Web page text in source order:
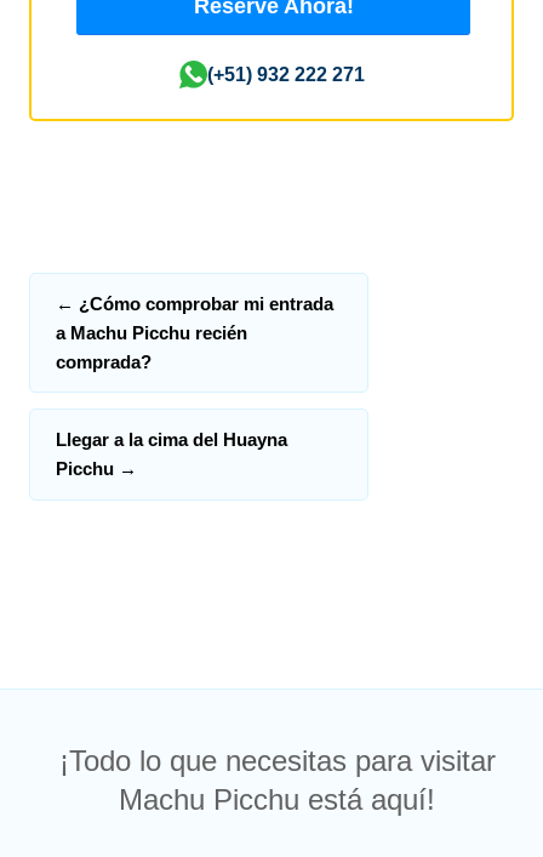
Reserve Ahora!
(+51) 932 222 271
← ¿Cómo comprobar mi entrada
a Machu Picchu recién
comprada?
Llegar a la cima del Huayna
Picchu →
¡Todo lo que necesitas para visitar
Machu Picchu está aquí!